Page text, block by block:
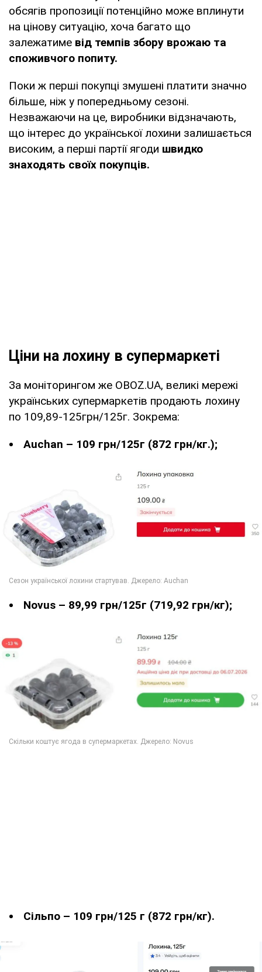
обсягів пропозиції потенційно може вплинути
на цінову ситуацію, хоча багато що
залежатиме від темпів збору врожаю та
споживчого попиту.
Поки ж перші покупці змушені платити значно
більше, ніж у попередньому сезоні.
Незважаючи на це, виробники відзначають,
що інтерес до української лохини залишається
високим, а перші партії ягоди швидко
знаходять своїх покупців.
Ціни на лохину в супермаркеті
За моніторингом же OBOZ.UA, великі мережі
українських супермаркетів продають лохину
по 109,89-125грн/125г. Зокрема:
Auchan – 109 грн/125г (872 грн/кг.);
Novus – 89,99 грн/125г (719,92 грн/кг);
Сільпо – 109 грн/125 г (872 грн/кг).